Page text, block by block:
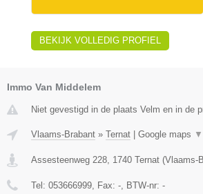
BEKIJK VOLLEDIG PROFIEL
Immo Van Middelem
Niet gevestigd in de plaats Velm en in de
Vlaams-Brabant » Ternat Google maps ▼
Assesteenweg 228 1740 Ternat (Vlaams-
Tel: 053666999 , Fax: - , BTW-nr: -